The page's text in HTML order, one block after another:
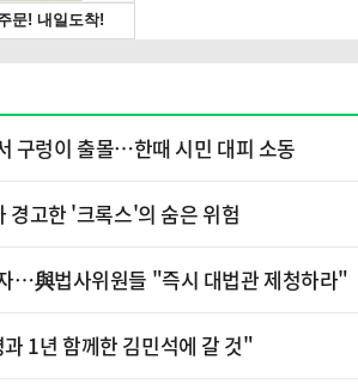
구렁이 출몰…한때 시민 대피 소동
고한 '크록스'의 숨은 위험
…與법사위원들 "즉시 대법관 제청하라"
1년 함께한 김민석에 갈 것"